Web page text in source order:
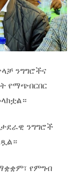
ንግግሮችና
የማጭበርበር
ንግግሮች
የምግብ